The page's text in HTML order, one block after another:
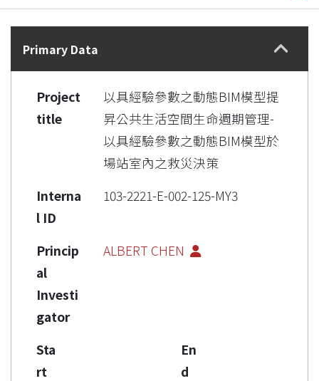
Details
Primary Data
Project
title
以具經驗參數之動態BIM模型提
昇公共生活空間生命週期管理-
以具經驗參數之動態BIM模型於
場站室內之救災決策
Interna
l ID
103-2221-E-002-125-MY3
Princip
al
Investi
gator
ALBERT CHEN
Sta
rt
En
d